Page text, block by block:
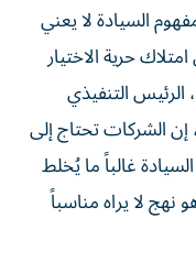
السيادة لا يعني
حرية الاختيار
التنفيذي
الشركات تحتاج إلى
غالباً ما يُخلط
نهج لا يراه مناسباً